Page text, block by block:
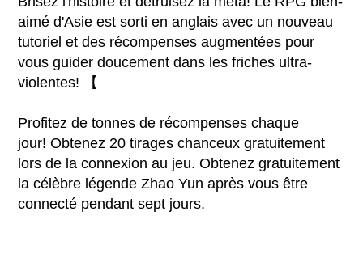
aimé d'Asie est sorti en anglais avec un nouveau
tutoriel et des récompenses augmentées pour
vous guider doucement dans les friches ultra-
violentes! 【
Profitez de tonnes de récompenses chaque
jour! Obtenez 20 tirages chanceux gratuitement
lors de la connexion au jeu. Obtenez gratuitement
la célèbre légende Zhao Yun après vous être
connecté pendant sept jours.